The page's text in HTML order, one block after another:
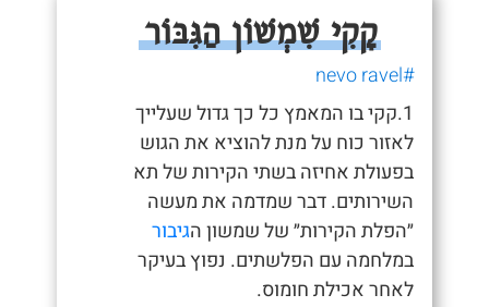
קָקִי שִׁמְשׁוֹן הַגִּבּוֹר
#nevo ravel
1.קקי בו המאמץ כל כך גדול שעלייך
לאזור כוח על מנת להוציא את הגוש
בפעולת אחיזה בשתי הקירות של תא
השירותים. דבר שמדמה את מעשה
״הפלת הקירות״ של שמשון הגיבור
במלחמה עם הפלשתים. נפוץ בעיקר
לאחר אכילת חומוס.